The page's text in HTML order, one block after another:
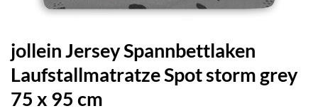
jollein Jersey Spannbettlaken
Laufstallmatratze Spot storm grey
75 x 95 cm